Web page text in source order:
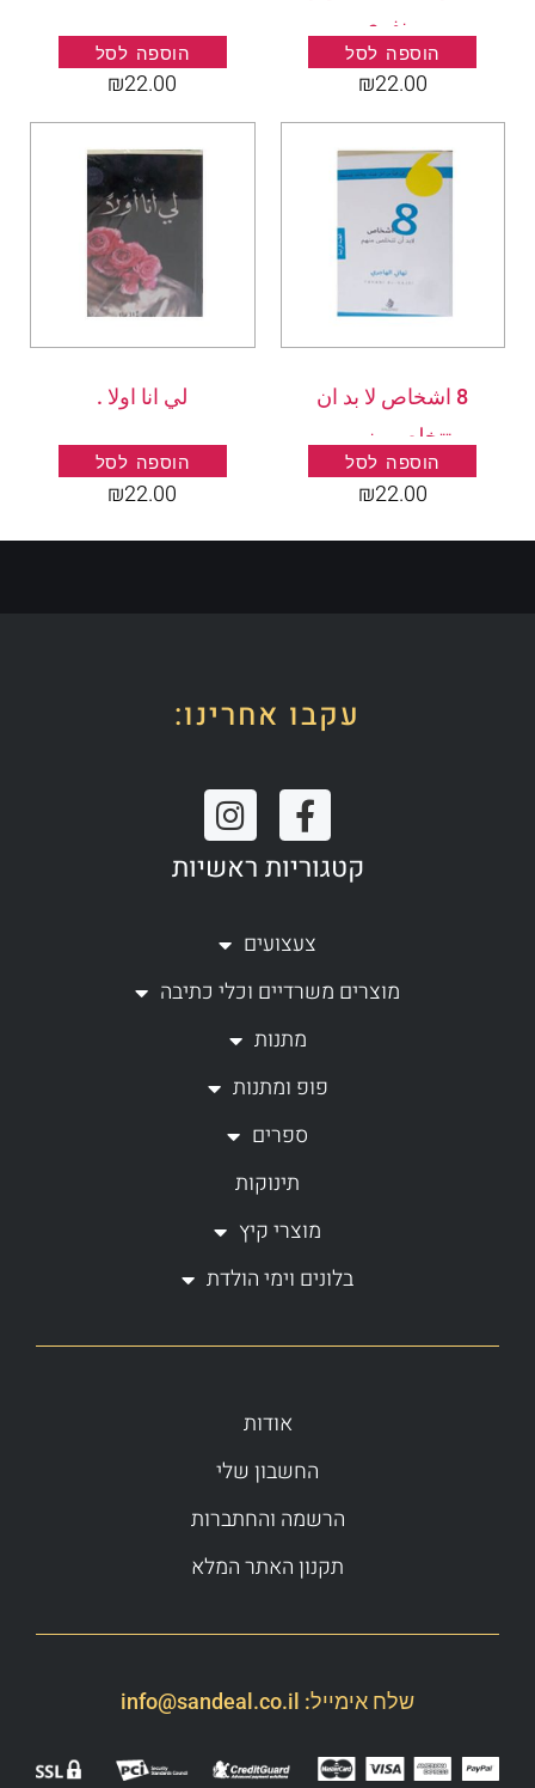
وينفري
הוספה לסל
₪22.00
הוספה לסל
₪22.00
8 اشخاص لا بد ان
تتخلص منهم .
הוספה לסל
₪22.00
لي انا اولا .
הוספה לסל
₪22.00
עקבו אחרינו:
F
a
c
b
o
o
k
f
I
n
s
a
r
a
קטגוריות ראשיות
צעצועים
מוצרים משרדיים וכלי כתיבה
מתנות
פופ ומתנות
ספרים
תינוקות
מוצרי קיץ
בלונים וימי הולדת
אודות
החשבון שלי
הרשמה והחתברות
תקנון האתר המלא
שלח אימייל: info@sandeal.co.il